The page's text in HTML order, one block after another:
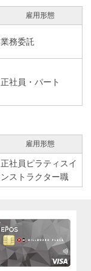
雇用形態
業務委託
正社員・パート
雇用形態
正社員ピラティスイ
ンストラクター職